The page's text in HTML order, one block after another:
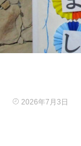
2026年7月3日